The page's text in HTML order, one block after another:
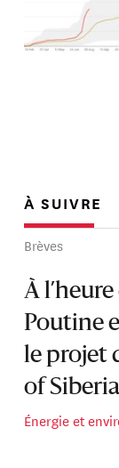
À SUIVRE
Brèves
À
Poutine
le projet
of
Énergie et